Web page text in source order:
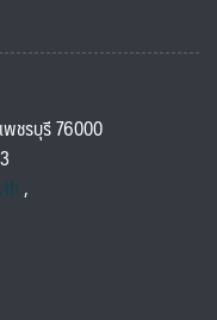
พชรบุรี 76000
,